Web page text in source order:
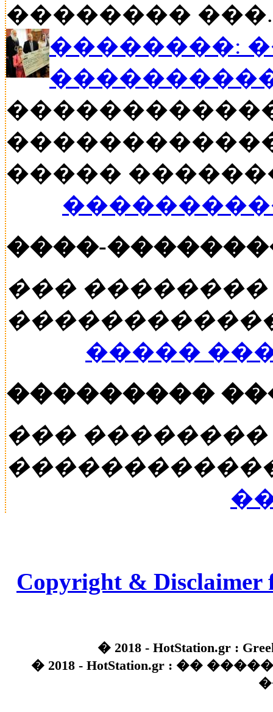
��������
��������:
�����
����-
���
�����
���������
���
Copyright & Disclaimer
� 2018 - HotStation.gr :
� 2018 - HotStation.gr : ��